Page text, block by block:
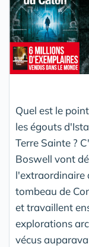
Quel est le
les égouts
Terre Sainte ?
Boswell vont
l'extraordinaire
tombeau de
et travaillent
explorations
vécus